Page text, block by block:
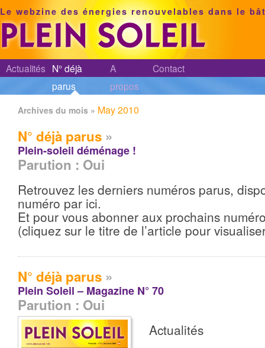
Le webzine des énergies renouvelables dans le
Actualités N° déjà
parus
A
propos
Contact
Archives du mois » May 2010
N° déjà parus »
Plein-soleil déménage !
Parution : Oui
Retrouvez les derniers numéros parus,
numéro par ici.
Et pour vous abonner aux prochains
(cliquez sur le titre de l’article pour
N° déjà parus »
Plein Soleil – Magazine N° 70
Parution : Oui
Actualités